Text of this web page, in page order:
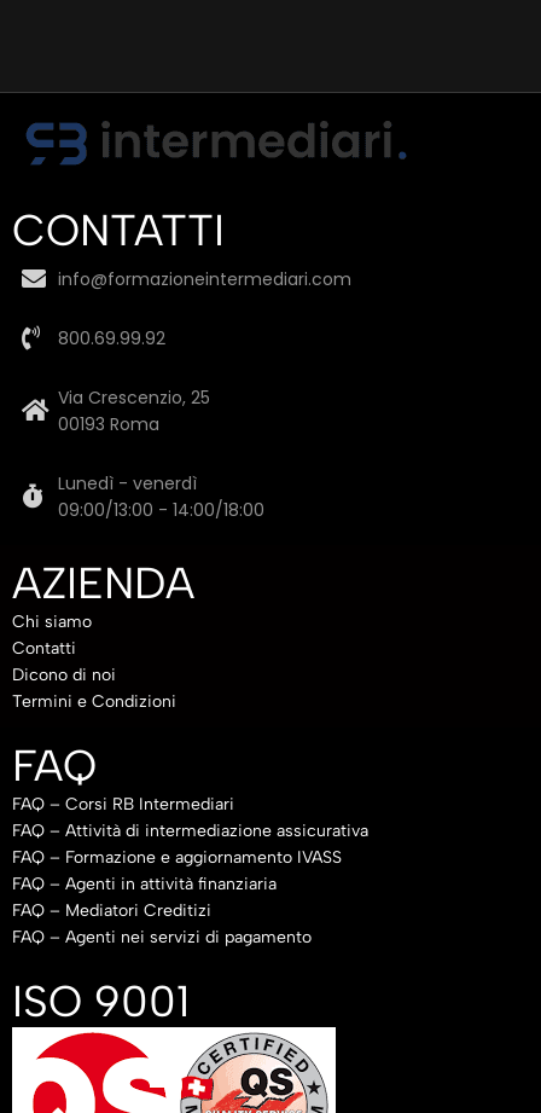
CONTATTI
info@formazioneintermediari.com
800.69.99.92
Via Crescenzio, 25
00193 Roma
Lunedì - venerdì
09:00/13:00 - 14:00/18:00
AZIENDA
Chi siamo
Contatti
Dicono di noi
Termini e Condizioni
FAQ
FAQ – Corsi RB Intermediari
FAQ – Attività di intermediazione assicurativa
FAQ – Formazione e aggiornamento IVASS
FAQ – Agenti in attività finanziaria
FAQ – Mediatori Creditizi
FAQ – Agenti nei servizi di pagamento
ISO 9001